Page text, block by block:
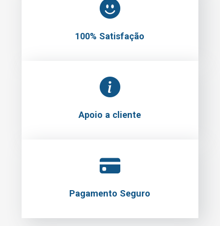
100% Satisfação
Apoio a cliente
Pagamento Seguro